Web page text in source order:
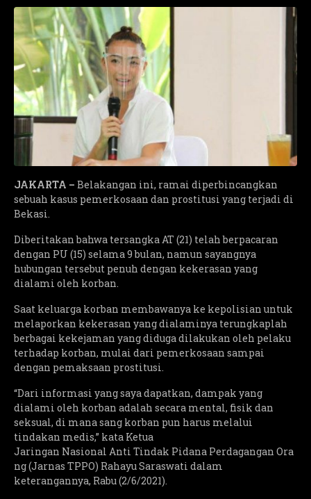
JAKARTA – Belakangan ini, ramai diperbincangkan
sebuah kasus pemerkosaan dan prostitusi yang terjadi di
Bekasi.
Diberitakan bahwa tersangka AT (21) telah berpacaran
dengan PU (15) selama 9 bulan, namun sayangnya
hubungan tersebut penuh dengan kekerasan yang
dialami oleh korban.
Saat keluarga korban membawanya ke kepolisian untuk
melaporkan kekerasan yang dialaminya terungkaplah
berbagai kekejaman yang diduga dilakukan oleh pelaku
terhadap korban, mulai dari pemerkosaan sampai
dengan pemaksaan prostitusi.
“Dari informasi yang saya dapatkan, dampak yang
dialami oleh korban adalah secara mental, fisik dan
seksual, di mana sang korban pun harus melalui
tindakan medis,” kata Ketua
Jaringan Nasional Anti Tindak Pidana Perdagangan Ora
ng (Jarnas TPPO) Rahayu Saraswati dalam
keterangannya, Rabu (2/6/2021).